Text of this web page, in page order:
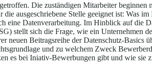
Die zuständigen Mitarbeiter beginnen
ausgeschriebene Stelle geeignet ist: Was
eine Datenverarbeitung. Im Hinblick auf die
stellt sich die Frage, wie ein Unternehmen
neuen Beitragsreihe der Datenschutz-Basics
und zu welchem Zweck
es bei Iniativ-Bewerbungen gibt und wie sie